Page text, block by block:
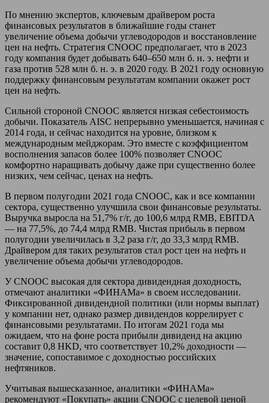
По мнению экспертов, ключевым драйвером роста
финансовых результатов в ближайшие годы станет
увеличение объема добычи углеводородов и восстановление
цен на нефть. Стратегия CNOOC предполагает, что в 2023
году компания будет добывать 640–650 млн б. н. э. нефти и
газа против 528 млн б. н. э. в 2020 году. В 2021 году основную
поддержку финансовым результатам компании окажет рост
цен на нефть.
Сильной стороной CNOOC является низкая себестоимость
добычи. Показатель AISC непрерывно уменьшается, начиная с
2014 года, и сейчас находится на уровне, близком к
международным мейджорам. Это вместе с коэффициентом
восполнения запасов более 100% позволяет CNOOC
комфортно наращивать добычу даже при существенно более
низких, чем сейчас, ценах на нефть.
В первом полугодии 2021 года CNOOC, как и все компании
сектора, существенно улучшила свои финансовые результаты.
Выручка выросла на 51,7% г/г, до 100,6 млрд RMB, EBITDA
— на 77,5%, до 74,4 млрд RMB. Чистая прибыль в первом
полугодии увеличилась в 3,2 раза г/г, до 33,3 млрд RMB.
Драйвером для таких результатов стал рост цен на нефть и
увеличение объема добычи углеводородов.
У CNOOC высокая для сектора дивидендная доходность,
отмечают аналитики «ФИНАМа» в своем исследовании.
Фиксированной дивидендной политики (или нормы выплат)
у компании нет, однако размер дивидендов коррелирует с
финансовыми результатами. По итогам 2021 года мы
ожидаем, что на фоне роста прибыли дивиденд на акцию
составит 0,8 HKD, что соответствует 10,2% доходности —
значение, сопоставимое с доходностью российских
нефтяников.
Учитывая вышесказанное, аналитики «ФИНАМа»
рекомендуют «Покупать» акции CNOOC с целевой ценой